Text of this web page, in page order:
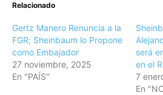
Relacionado
Gertz Manero Renuncia a la
FGR; Sheinbaum lo Propone
como Embajador
27 noviembre, 2025
En "PAÍS"
será
en el
7
En